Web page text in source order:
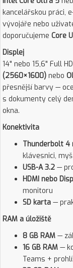
kancelářskou práci,
vývojáře nebo
doporučujeme Core
Displej
14" nebo 15,6" Full
(2560×1600) nebo
přesnější barvy —
s dokumenty celý
okna.
Konektivita
Thunderbolt 4
klávesnici,
USB-A 3.2 —
HDMI nebo
monitoru
SD karta —
RAM a úložiště
8 GB RAM —
16 GB RAM —
Teams +